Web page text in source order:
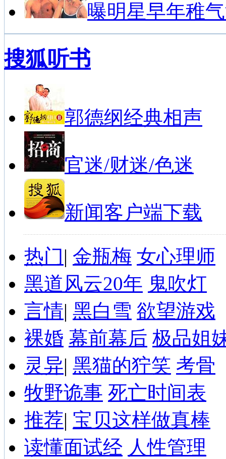
曝明星早年稚
搜狐听书
郭德纲经典相声
官迷/财迷/色迷
新闻客户端下载
热门| 金瓶梅 女心理师
黑道风云20年 鬼吹灯
言情| 黑白雪 欲望游戏
裸婚 幕前幕后 极品姐
灵异| 黑猫的狞笑 考骨
牧野诡事 死亡时间表
推荐| 宝贝这样做真棒
读懂面试经 人性管理